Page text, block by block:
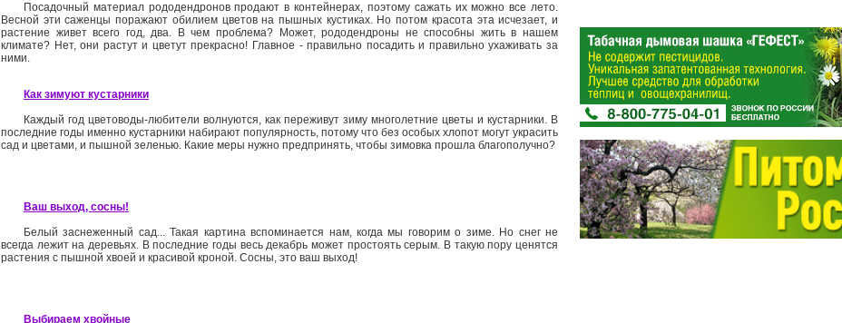
Посадочный материал рододендронов продают в контейнерах, поэтому сажать их можно все лето.
Весной эти саженцы поражают обилием цветов на пышных кустиках. Но потом красота эта исчезает, и
растение живет всего год, два. В чем проблема? Может, рододендроны не способны жить в нашем
климате? Нет, они растут и цветут прекрасно! Главное - правильно посадить и правильно ухаживать за
ними.
Как зимуют кустарники
Каждый год цветоводы-любители волнуются, как переживут зиму многолетние цветы и кустарники. В
последние годы именно кустарники набирают популярность, потому что без особых хлопот могут украсить
сад и цветами, и пышной зеленью. Какие меры нужно предпринять, чтобы зимовка прошла благополучно?
Ваш выход, сосны!
Белый заснеженный сад... Такая картина вспоминается нам, когда мы говорим о зиме. Но снег не
всегда лежит на деревьях. В последние годы весь декабрь может простоять серым. В такую пору ценятся
растения с пышной хвоей и красивой кроной. Сосны, это ваш выход!
Выбираем хвойные